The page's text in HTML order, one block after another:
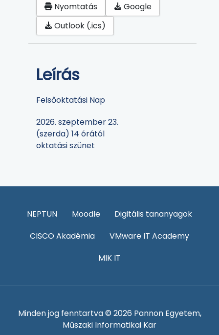
Nyomtatás
Google
Outlook (.ics)
Leírás
Felsőoktatási Nap
2026. szeptember 23.
(szerda) 14 órától
oktatási szünet
NEPTUN Moodle
Digitális tananyagok
CISCO Akadémia
VMware IT Academy
MIK IT
Minden jog fenntartva © 2026 Pannon Egyetem,
Műszaki Informatikai Kar